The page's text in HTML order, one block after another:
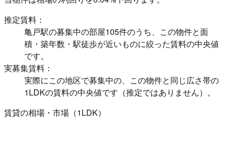
推定賃料：
亀戸駅の募集中の部屋105件のうち、この物件と面
積・築年数・駅徒歩が近いものに絞った賃料の中央値
です。
実募集賃料：
実際にこの地区で募集中の、この物件と同じ広さ帯の
1LDKの賃料の中央値です（推定ではありません）。
賃貸の相場・市場（1LDK）